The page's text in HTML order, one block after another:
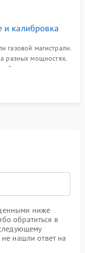
и калибровка
газовой магистрали.
разных мощностях.
индикаторов
от перегрева.
ниже
обратиться в
не нашли ответ на